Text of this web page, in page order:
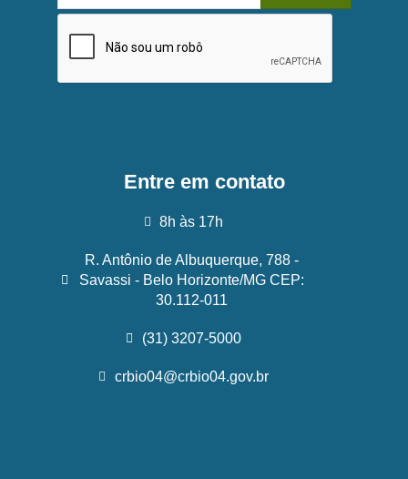
Entre em contato
8h às 17h
R. Antônio de Albuquerque, 788 -
Savassi - Belo Horizonte/MG CEP:
30.112-011
(31) 3207-5000
crbio04@crbio04.gov.br